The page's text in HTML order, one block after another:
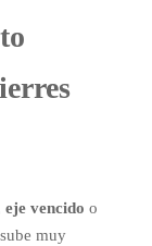
eje vencido o
muy